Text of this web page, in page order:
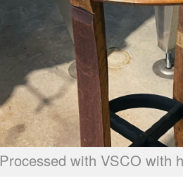
Processed with VSCO with